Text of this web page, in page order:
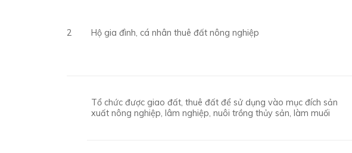
2 Hộ gia đình, cá nhân thuê đất nông nghiệp
Tổ chức được giao đất, thuê đất để sử dụng vào mục đích sản
xuất nông nghiệp, lâm nghiệp, nuôi trồng thủy sản, làm muối